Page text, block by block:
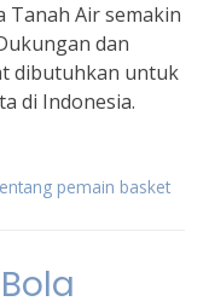
Tanah Air semakin
dan
dibutuhkan untuk
di Indonesia.
pemain basket